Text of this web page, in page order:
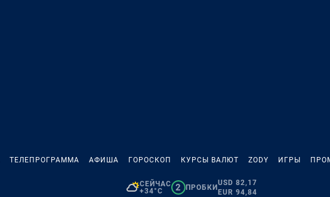
ТЕЛЕПРОГРАММА АФИША ГОРОСКОП КУРСЫ ВАЛЮТ ZODY ИГРЫ
СЕЙЧАС
+34°C
2 ПРОБКИ
USD 82,17
EUR 94,84